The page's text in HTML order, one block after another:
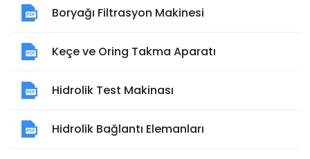
Boryağı Filtrasyon Makinesi
Keçe ve Oring Takma Aparatı
Hidrolik Test Makinası
Hidrolik Bağlantı Elemanları